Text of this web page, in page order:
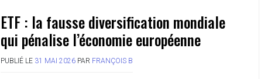
ETF : la fausse diversification mondiale
qui pénalise l’économie européenne
PUBLIÉ LE 31 MAI 2026 PAR FRANÇOIS B